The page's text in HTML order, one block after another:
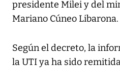
presidente Milei y del
Mariano Cúneo Libarona.
Según el decreto, la
la UTI ya ha sido